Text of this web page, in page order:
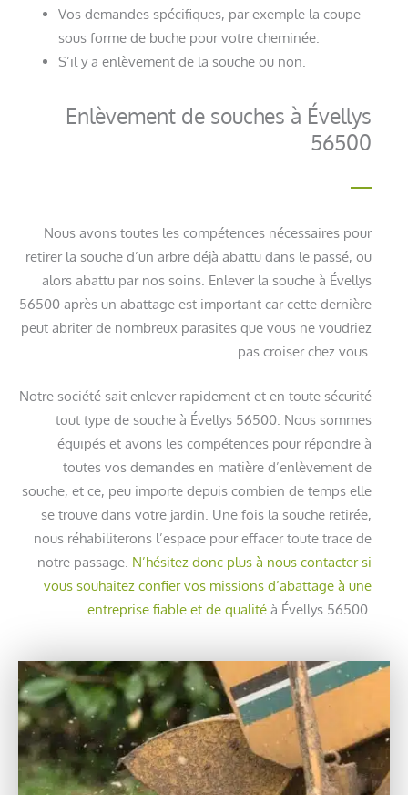
Vos demandes spécifiques, par exemple la coupe
sous forme de buche pour votre cheminée.
S’il y a enlèvement de la souche ou non.
Enlèvement de souches à Évellys
56500
Nous avons toutes les compétences nécessaires pour
retirer la souche d’un arbre déjà abattu dans le passé, ou
alors abattu par nos soins. Enlever la souche à Évellys
56500 après un abattage est important car cette dernière
peut abriter de nombreux parasites que vous ne voudriez
pas croiser chez vous.
Notre société sait enlever rapidement et en toute sécurité
tout type de souche à Évellys 56500. Nous sommes
équipés et avons les compétences pour répondre à
toutes vos demandes en matière d’enlèvement de
souche, et ce, peu importe depuis combien de temps elle
se trouve dans votre jardin. Une fois la souche retirée,
nous réhabiliterons l’espace pour effacer toute trace de
notre passage. N’hésitez donc plus à nous contacter si
vous souhaitez confier vos missions d’abattage à une
entreprise fiable et de qualité à Évellys 56500.